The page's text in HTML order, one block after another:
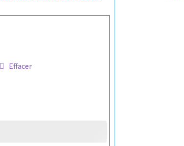
Effacer